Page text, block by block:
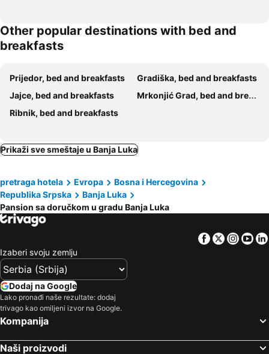
Other popular destinations with bed and
breakfasts
Prijedor, bed and breakfasts
Gradiška, bed and breakfasts
Jajce, bed and breakfasts
Mrkonjić Grad, bed and breakfasts
Ribnik, bed and breakfasts
Prikaži sve smeštaje u Banja Luka
pretraga hotela Evropa
Bosna i Hercegovina
Republika Srpska
Banja Luka
Pansion sa doručkom u gradu Banja Luka
Facebook
Twitter
Izaberi svoju zemlju
Dodaj na Google
Lako pronađi naše rezultate: dodaj
trivago kao omiljeni izvor na Google.
Kompanija
Naši proizvodi